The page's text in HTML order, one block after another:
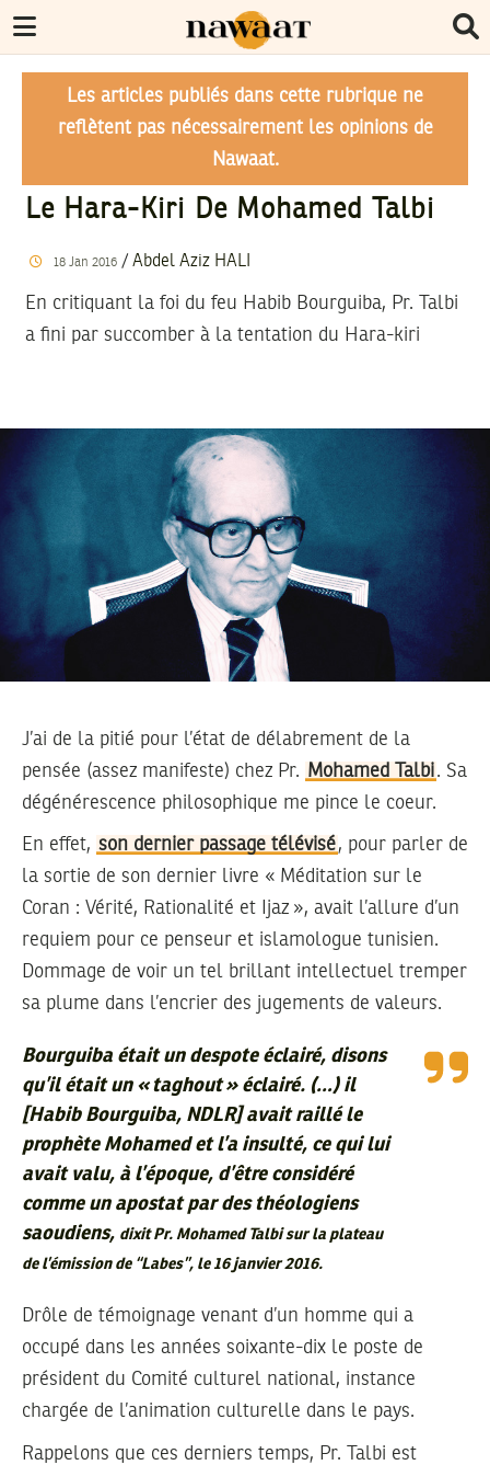
Les articles publiés dans cette rubrique ne
reflètent pas nécessairement les opinions de
Nawaat.
Le Hara-Kiri De Mohamed Talbi
18 Jan 2016/ Abdel Aziz HALI
En critiquant la foi du feu Habib Bourguiba, Pr. Talbi
a fini par succomber à la tentation du Hara-kiri
J’ai de la pitié pour l’état de délabrement de la
pensée (assez manifeste) chez Pr. Mohamed Talbi. Sa
dégénérescence philosophique me pince le coeur.
En effet, son dernier passage télévisé, pour parler de
la sortie de son dernier livre « Méditation sur le
Coran : Vérité, Rationalité et Ijaz », avait l’allure d’un
requiem pour ce penseur et islamologue tunisien.
Dommage de voir un tel brillant intellectuel tremper
sa plume dans l’encrier des jugements de valeurs.
Bourguiba était un despote éclairé, disons
qu’il était un « taghout » éclairé. (…) il
[Habib Bourguiba, NDLR] avait raillé le
prophète Mohamed et l’a insulté, ce qui lui
avait valu, à l’époque, d’être considéré
comme un apostat par des théologiens
saoudiens, dixit Pr. Mohamed Talbi sur la plateau
de l’émission de “Labes”, le 16 janvier 2016.
Drôle de témoignage venant d’un homme qui a
occupé dans les années soixante-dix le poste de
président du Comité culturel national, instance
chargée de l’animation culturelle dans le pays.
Rappelons que ces derniers temps, Pr. Talbi est